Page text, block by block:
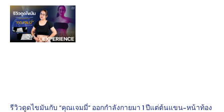
รีวิวดูดไขมันกับ “คุณเจมมี่” ออกกำลังกายมา 1 ปีแต่ต้นแขน-หน้าท้อง